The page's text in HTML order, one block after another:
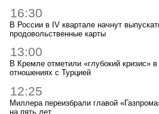
16:30
В России в IV квартале начнут
продовольственные карты
13:00
В Кремле отметили «глубокий кризис» в
отношениях с Турцией
12:25
Миллера переизбрали главой
на пять лет